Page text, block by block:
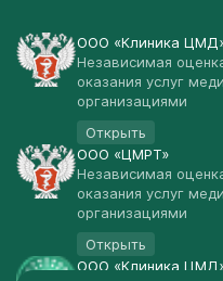
ООО «Клиника
Независимая
оказания услуг
организациями
Открыть
ООО «ЦМРТ»
Независимая
оказания услуг
организациями
Открыть
ООО «Клиника